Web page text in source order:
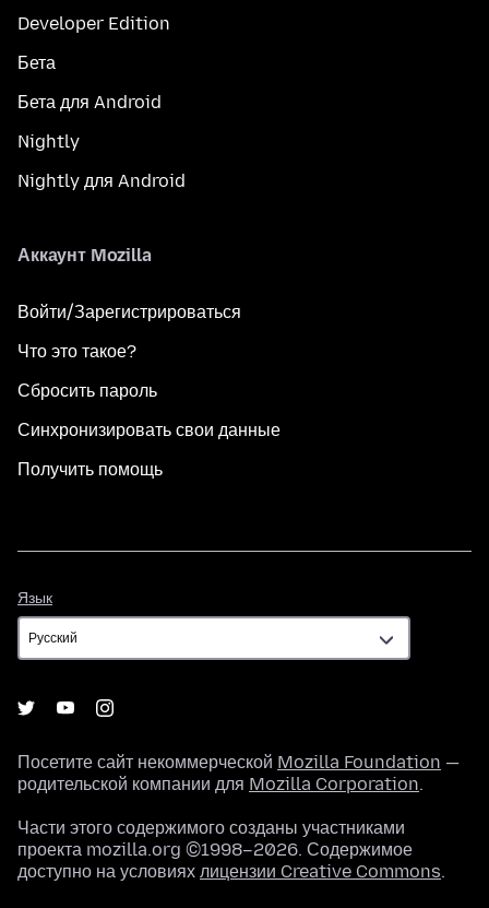
Developer Edition
Бета
Бета для Android
Nightly
Nightly для Android
Аккаунт Mozilla
Войти/Зарегистрироваться
Что это такое?
Сбросить пароль
Синхронизировать свои данные
Получить помощь
Язык
Посетите сайт некоммерческой Mozilla Foundation —
родительской компании для Mozilla Corporation.
Части этого содержимого созданы участниками
проекта mozilla.org ©1998–2026. Содержимое
доступно на условиях лицензии Creative Commons.